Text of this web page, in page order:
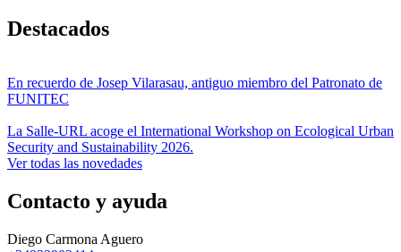
Destacados
En recuerdo de Josep Vilarasau, antiguo miembro del Patronato de
FUNITEC
La Salle-URL acoge el International Workshop on Ecological Urban
Security and Sustainability 2026.
Ver todas las novedades
Contacto y ayuda
Diego Carmona Aguero